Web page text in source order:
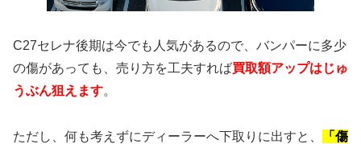
C27セレナ後期は今でも人気があるので、バンパーに多少
の傷があっても、売り方を工夫すれば買取額アップはじゅ
うぶん狙えます。
ただし、何も考えずにディーラーへ下取りに出すと、
「傷